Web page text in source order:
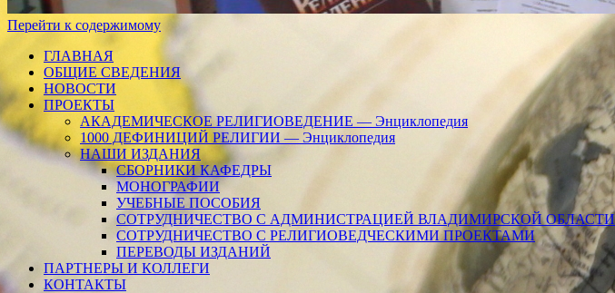
Перейти к содержимому
ГЛАВНАЯ
ОБЩИЕ СВЕДЕНИЯ
НОВОСТИ
ПРОЕКТЫ
АКАДЕМИЧЕСКОЕ РЕЛИГИОВЕДЕНИЕ — Энциклопедия
1000 ДЕФИНИЦИЙ РЕЛИГИИ — Энциклопедия
НАШИ ИЗДАНИЯ
СБОРНИКИ КАФЕДРЫ
МОНОГРАФИИ
УЧЕБНЫЕ ПОСОБИЯ
СОТРУДНИЧЕСТВО С АДМИНИСТРАЦИЕЙ ВЛАДИМИРСКОЙ ОБЛАСТИ
СОТРУДНИЧЕСТВО С РЕЛИГИОВЕДЧЕСКИМИ ПРОЕКТАМИ
ПЕРЕВОДЫ ИЗДАНИЙ
ПАРТНЕРЫ И КОЛЛЕГИ
КОНТАКТЫ